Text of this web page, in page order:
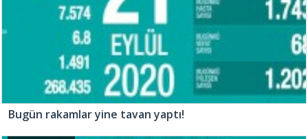
Bugün rakamlar yine tavan yaptı!